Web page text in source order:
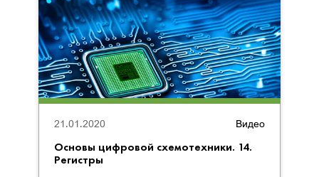
Видео
Основы цифровой схемотехники. 14.
Регистры
21.01.2020